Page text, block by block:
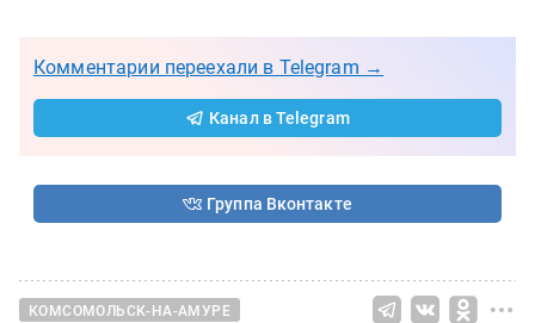
Комментарии переехали в Telegram →
Канал в Telegram
Группа Вконтакте
КОМСОМОЛЬСК-НА-АМУРЕ